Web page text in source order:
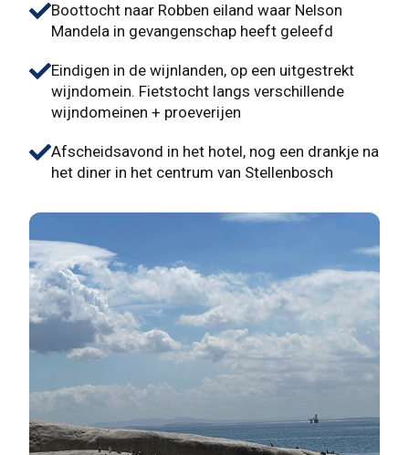
Boottocht naar Robben eiland waar Nelson
Mandela in gevangenschap heeft geleefd
Eindigen in de wijnlanden, op een uitgestrekt
wijndomein. Fietstocht langs verschillende
wijndomeinen + proeverijen
Afscheidsavond in het hotel, nog een drankje na
het diner in het centrum van Stellenbosch